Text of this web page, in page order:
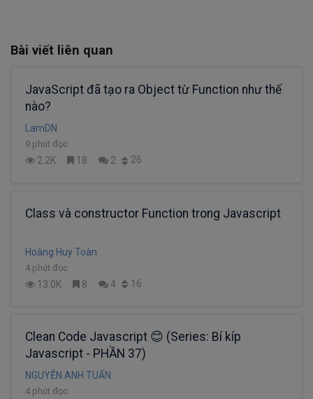
Bài viết liên quan
JavaScript đã tạo ra Object từ Function như thế
nào?
LamDN
9 phút đọc
2.2K 18 2 26
Class và constructor Function trong Javascript
Hoàng Huy Toàn
4 phút đọc
13.0K 8 4 16
Clean Code Javascript 😊 (Series: Bí kíp
Javascript - PHẦN 37)
NGUYỄN ANH TUẤN
4 phút đọc